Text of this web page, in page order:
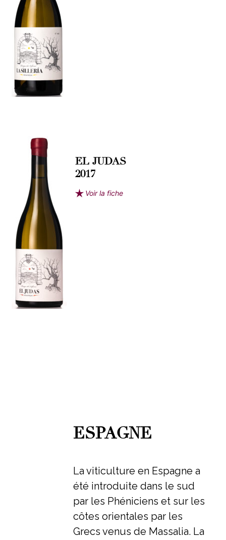
EL JUDAS
2017
Voir la fiche
ESPAGNE
La viticulture en Espagne a
été introduite dans le sud
par les Phéniciens et sur les
côtes orientales par les
Grecs venus de Massalia. La